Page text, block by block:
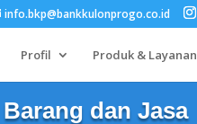
info.bkp@bankkulonprogo.co.id
Profil Produk & Layanan
dan Jasa